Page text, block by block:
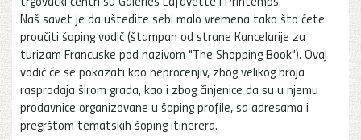
Naš savet je da uštedite sebi malo vremena tako što ćete
proučiti šoping vodič (štampan od strane Kancelarije za
turizam Francuske pod nazivom "The Shopping Book"). Ovaj
vodič će se pokazati kao neprocenjiv, zbog velikog broja
rasprodaja širom grada, kao i zbog činjenice da su u njemu
prodavnice organizovane u šoping profile, sa adresama i
pregrštom tematskih šoping itinerera.